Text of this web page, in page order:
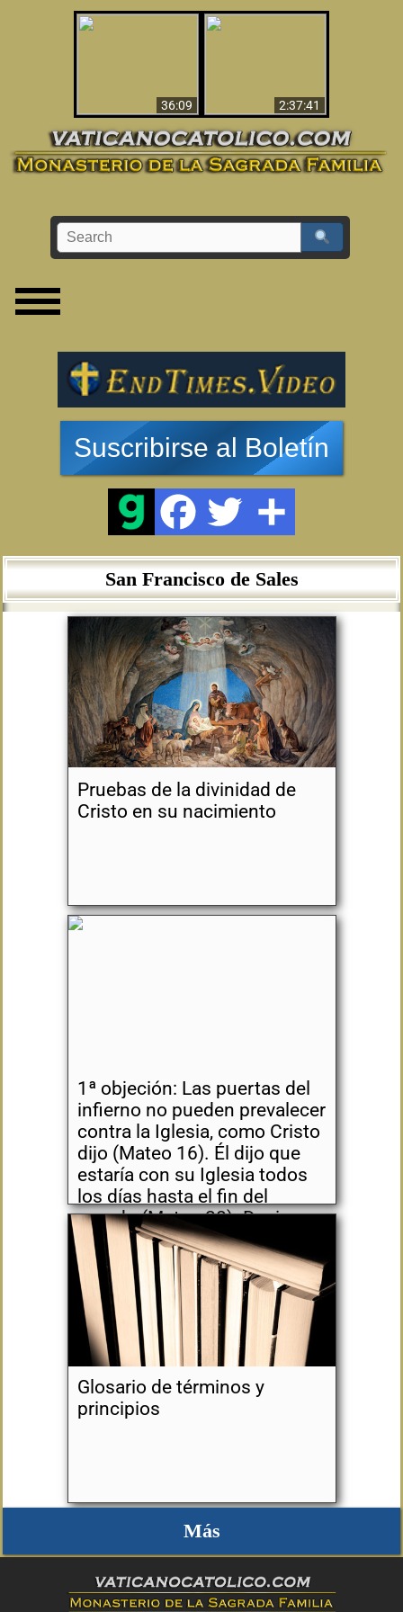
36:09
2:37:41
Suscribirse al Boletín
San Francisco de Sales
Pruebas de la divinidad de
Cristo en su nacimiento
1ª objeción: Las puertas del
infierno no pueden prevalecer
contra la Iglesia, como Cristo
dijo (Mateo 16). Él dijo que
estaría con su Iglesia todos
los días hasta el fin del
mundo (Mateo 28). Decir que
la sede está vacante es
contrario a las promesas de
Cristo.
Glosario de términos y
principios
Más